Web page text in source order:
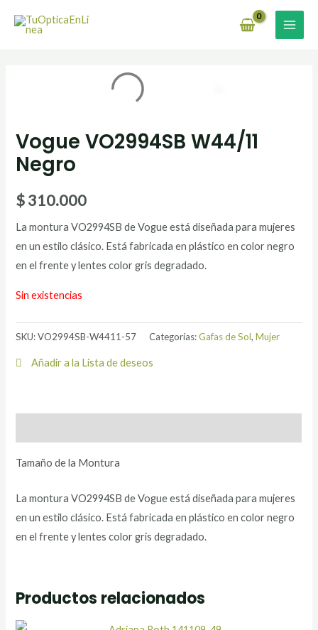
Vogue VO2994SB W44/11
Negro
$310.000
La montura VO2994SB de Vogue está diseñada para mujeres
en un estilo clásico. Está fabricada en plástico en color negro
en el frente y lentes color gris degradado.
Sin existencias
SKU:VO2994SB-W4411-57 Categorías:Gafas de Sol,Mujer
Añadir a la Lista de deseos
Tamaño de la Montura
La montura VO2994SB de Vogue está diseñada para mujeres
en un estilo clásico. Está fabricada en plástico en color negro
en el frente y lentes color gris degradado.
Productos relacionados